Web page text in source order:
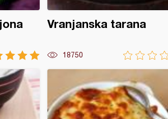
Vranjanska tarana
18750